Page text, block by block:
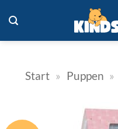
Inhalt
springen
Start » Puppen »